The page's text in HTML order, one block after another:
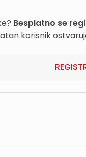
Besplatno se
korisnik